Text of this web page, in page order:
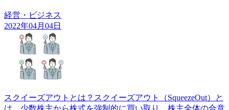
経営・ビジネス
2022年04月04日
スクイーズアウトとは？スクイーズアウト（SqueezeOut）と